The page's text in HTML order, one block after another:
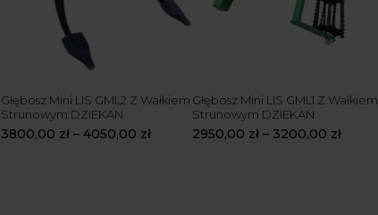
Głębosz Mini LIS GML2 Z Wałkiem
Strunowym DZIEKAN
3800,00 zł – 4050,00 zł
Głębosz Mini LIS GML1 Z Wałkiem
Strunowym DZIEKAN
2950,00 zł – 3200,00 zł